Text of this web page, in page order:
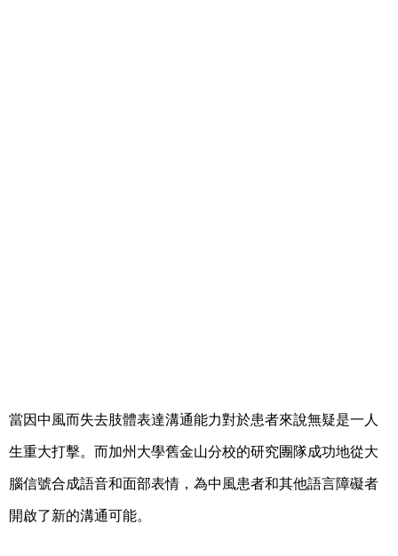
當因中風而失去肢體表達溝通能力對於患者來說無疑是一人
生重大打擊。而加州大學舊金山分校的研究團隊成功地從大
腦信號合成語音和面部表情，為中風患者和其他語言障礙者
開啟了新的溝通可能。